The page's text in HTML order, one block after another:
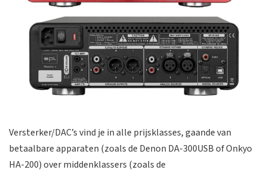
Versterker/DAC’s vind je in alle prijsklasses, gaande van
betaalbare apparaten (zoals de Denon DA-300USB of Onkyo
HA-200) over middenklassers (zoals de